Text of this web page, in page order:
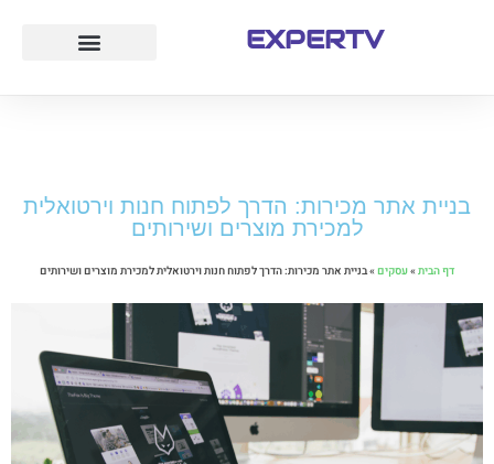
EXPERTV
בניית אתר מכירות: הדרך לפתוח חנות וירטואלית
למכירת מוצרים ושירותים
דף הבית»עסקים»בניית אתר מכירות: הדרך לפתוח חנות וירטואלית למכירת מוצרים ושירותים